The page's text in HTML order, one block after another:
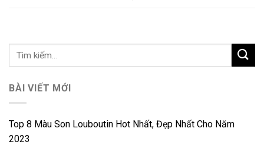
BÀI VIẾT MỚI
Top 8 Màu Son Louboutin Hot Nhất, Đẹp Nhất Cho Năm
2023